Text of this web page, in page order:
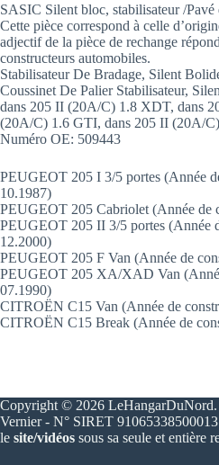
SASIC Silent bloc, stabilisateur /
Cette pièce correspond à celle
adjectif de la pièce de rechange
constructeurs automobiles.
Stabilisateur De Bradage, Silent
Coussinet De Palier Stabilisateur,
dans 205 II (20A/C) 1.8 XDT, dans
(20A/C) 1.6 GTI, dans 205 II (20A/
Numéro OE: 509443
PEUGEOT 205 I 3/5 portes (Année
10.1987)
PEUGEOT 205 Cabriolet (Année de
PEUGEOT 205 II 3/5 portes (Année
12.2000)
PEUGEOT 205 F Van (Année de
PEUGEOT 205 XA/XAD Van
07.1990)
CITROËN C15 Van (Année de
CITROËN C15 Break (Année de
Copyright © 2026 LeHangarDuNord.
Vernier - N° SIRET
le site/vidéos sous sa seule et entière